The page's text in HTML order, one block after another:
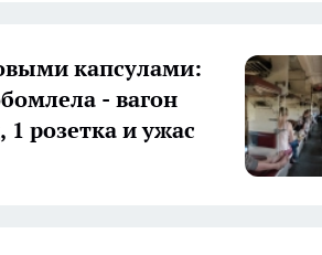
капсулами:
- вагон
розетка и ужас